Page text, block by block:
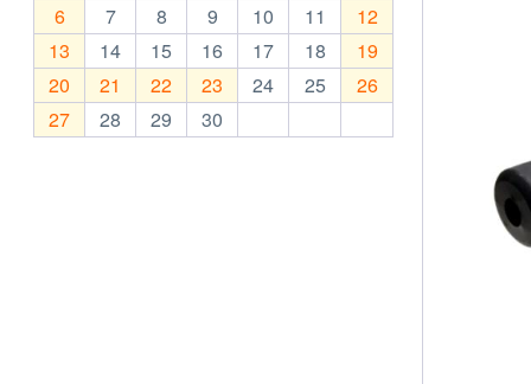
6
7 8 9 10 11
12
13
14 15 16 17 18
19
20
21 22 23 24 25
26
27
28 29 30